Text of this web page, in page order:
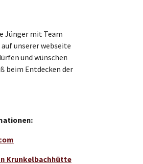
Jünger mit Team
auf unserer webseite
und wünschen
beim Entdecken der
Krunkelbachhütte